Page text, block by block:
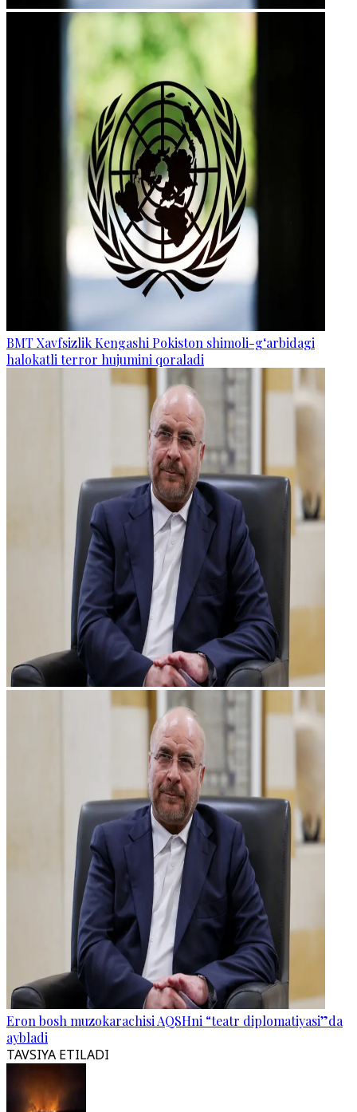
BMT Xavfsizlik Kengashi Pokiston shimoli-g‘arbidagi
halokatli terror hujumini qoraladi
Eron bosh muzokarachisi AQSHni “teatr diplomatiyasi”da
aybladi
TAVSIYA ETILADI